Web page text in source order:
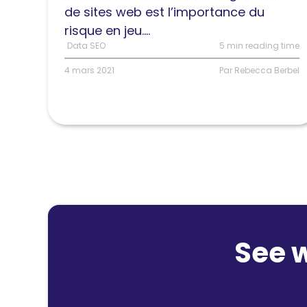
pour
faciliter
migrations
de sites web est l’importance du
risque en jeu....
Data SEO 5 min reading time
4 mars 2021 Par Rebecca Berbel
See